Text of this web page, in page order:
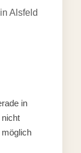
Alsfeld
in
nicht